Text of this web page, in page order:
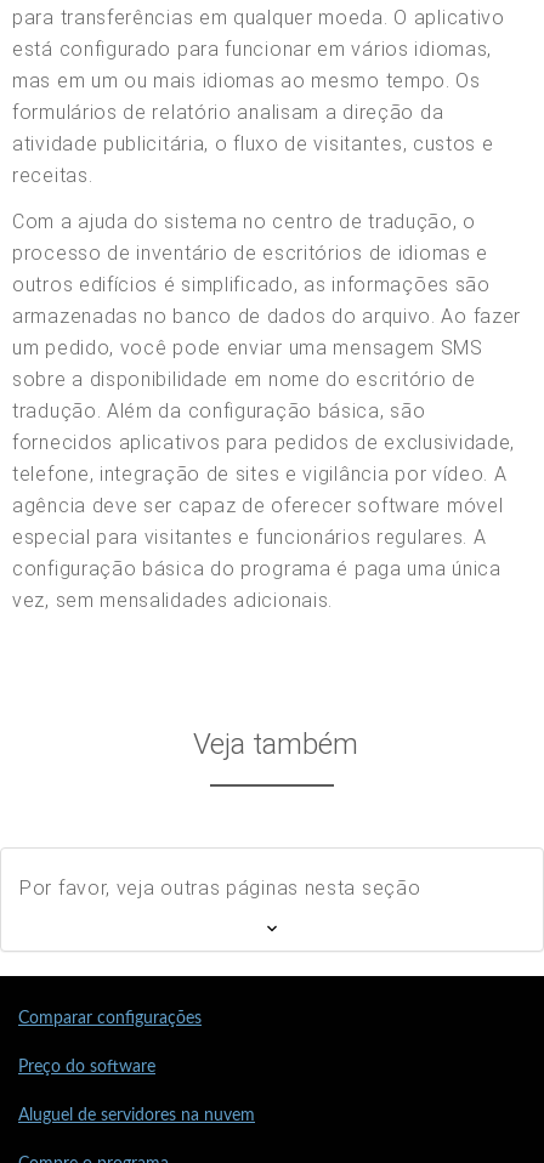
para transferências em qualquer moeda. O aplicativo
está configurado para funcionar em vários idiomas,
mas em um ou mais idiomas ao mesmo tempo. Os
formulários de relatório analisam a direção da
atividade publicitária, o fluxo de visitantes, custos e
receitas.
Com a ajuda do sistema no centro de tradução, o
processo de inventário de escritórios de idiomas e
outros edifícios é simplificado, as informações são
armazenadas no banco de dados do arquivo. Ao fazer
um pedido, você pode enviar uma mensagem SMS
sobre a disponibilidade em nome do escritório de
tradução. Além da configuração básica, são
fornecidos aplicativos para pedidos de exclusividade,
telefone, integração de sites e vigilância por vídeo. A
agência deve ser capaz de oferecer software móvel
especial para visitantes e funcionários regulares. A
configuração básica do programa é paga uma única
vez, sem mensalidades adicionais.
Veja também
Por favor, veja outras páginas nesta seção
Comparar configurações
Preço do software
Aluguel de servidores na nuvem